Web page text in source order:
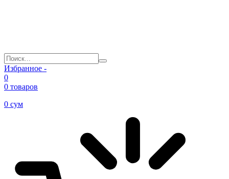
Избранное -
0
0 товаров
0 сум